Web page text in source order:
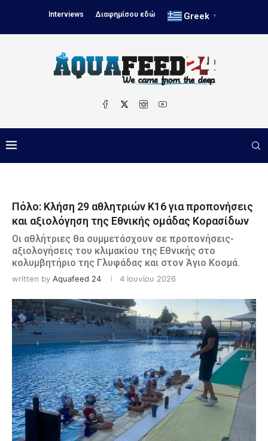
Interviews Διαφημίσου εδώ Greek ▼
Πόλο: Κλήση 29 αθλητριών Κ16 για προπονήσεις
και αξιολόγηση της Εθνικής ομάδας Κορασίδων
Οι αθλήτριες θα συμμετάσχουν σε προπονήσεις-
αξιολογήσεις του κλιμακίου της Εθνικής στο
κολυμβητήριο της Γλυφάδας και στον Άγιο Κοσμά.
written by Aquafeed 24 4 Ιουνίου 2026